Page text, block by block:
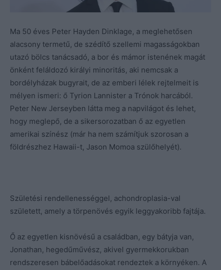
Ma 50 éves Peter Hayden Dinklage, a meglehetősen
alacsony termetű, de szédítő szellemi magasságokban
utazó bölcs tanácsadó, a bor és mámor istenének magát
önként feláldozó királyi minoritás, aki nemcsak a
bordélyházak bugyrait, de az emberi lélek rejtelmeit is
mélyen ismeri: ő Tyrion Lannister a Trónok harcából.
Peter New Jerseyben látta meg a napvilágot és lehet,
hogy meglepő, de a sikersorozatban ő az egyetlen
amerikai színész (már ha nem számítjuk szorosan a
földrészhez Hawaii-t, Jason Momoa szülőhelyét).
Születési rendellenességgel, achondroplasia-val
született, amely a törpenövés egyik leggyakoribb fajtája.
Ő az egyetlen kisnövésű a családban, egy bátyja van,
Jonathan, hegedűművész, akivel gyermekkorukban
rendszeresen bábelőadásokat rendeztek a környéken. A